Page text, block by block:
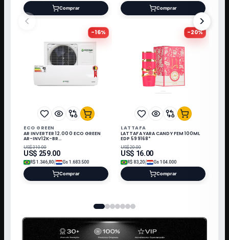
<
Comprar Comprar
-16%
ECO GREEN
AR INVERTER 12.000 ECO GREEN
AR-INV12K-BR
220V/60HZ/QN/FRIO R410 C/KI*
US$310.00
US$ 259.00
R$ 1.346,80/ Gs 1.683.500
Comprar
-20%
LATTAFA
LATTAFA YARA CANDY FEM 100ML
EDP 599168*
US$20.00
US$ 16.00
R$ 83,20/ Gs 104.000
Comprar
>